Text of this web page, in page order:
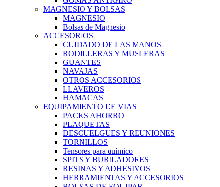
MAGNESIO Y BOLSAS
MAGNESIO
Bolsas de Magnesio
ACCESORIOS
CUIDADO DE LAS MANOS
RODILLERAS Y MUSLERAS
GUANTES
NAVAJAS
OTROS ACCESORIOS
LLAVEROS
HAMACAS
EQUIPAMIENTO DE VIAS
PACKS AHORRO
PLAQUETAS
DESCUELGUES Y REUNIONES
TORNILLOS
Tensores para químico
SPITS Y BURILADORES
RESINAS Y ADHESIVOS
HERRAMIENTAS Y ACCESORIOS